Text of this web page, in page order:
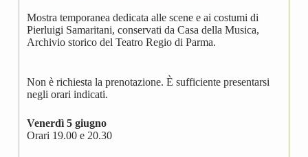
Mostra temporanea dedicata alle scene e ai costumi di
Pierluigi Samaritani, conservati da Casa della Musica,
Archivio storico del Teatro Regio di Parma.
Non è richiesta la prenotazione. È sufficiente presentarsi
negli orari indicati.
Venerdì 5 giugno
Orari 19.00 e 20.30